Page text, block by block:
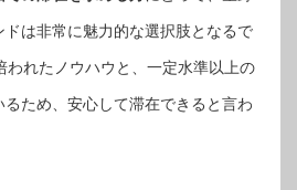
ドは非常に魅力的な選択肢となるで
われたノウハウと、一定水準以上の
ため、安心して滞在できると言わ